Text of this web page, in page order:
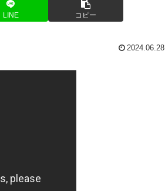
LINE コピー
2024.06.28